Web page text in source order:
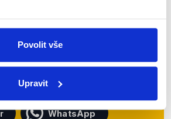
Povolit vše
Upravit
článků a analýz.
a mějte tak
jaké dezinformace a
v Česku šíří.
WhatsApp